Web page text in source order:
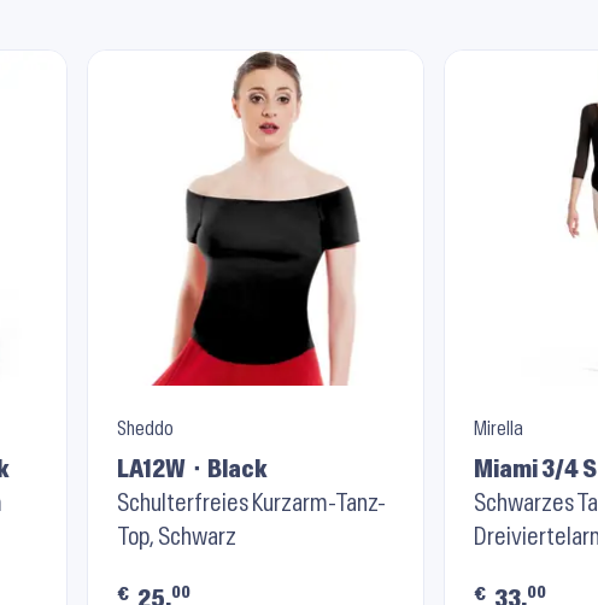
Sheddo
LA12W ⬝ Black
Schulterfreies Kurzarm-Tanz-
Top, Schwarz
€ 25.00
Mirella
Miami 3/4
Top
Schwarzes
€ 33.00